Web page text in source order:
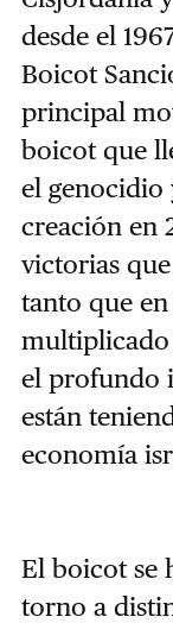
desde el
Boicot
principal
boicot que
el genocidio
creación en
victorias
tanto que
multiplicado
el profundo
están
economía
El boicot se
torno a